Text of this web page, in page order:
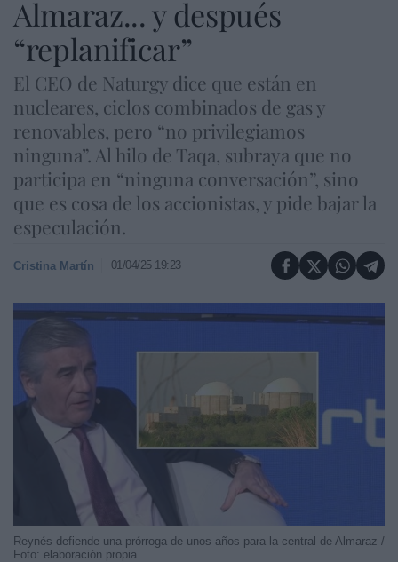
Almaraz... y después
“replanificar”
El CEO de Naturgy dice que están en
nucleares, ciclos combinados de gas y
renovables, pero “no privilegiamos
ninguna”. Al hilo de Taqa, subraya que no
participa en “ninguna conversación”, sino
que es cosa de los accionistas, y pide bajar la
especulación.
Cristina Martín 01/04/25 19:23
Reynés defiende una prórroga de unos años para la central de Almaraz /
Foto: elaboración propia